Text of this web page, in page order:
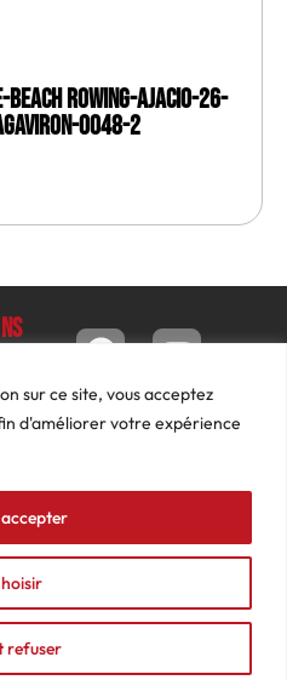
sur ce site, vous acceptez
d'améliorer votre expérience
refuser
Beach rowing-Ajacio-26-
0048-2
de bord